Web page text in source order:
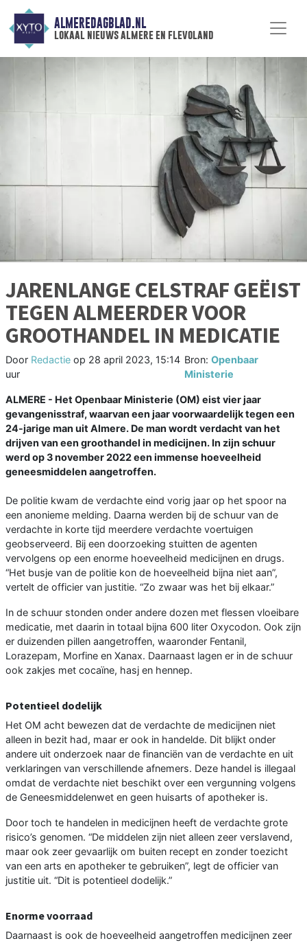
ALMEREDAGBLAD.NL
lokaal nieuws almere en flevoland
JARENLANGE CELSTRAF GEËIST
TEGEN ALMEERDER VOOR
GROOTHANDEL IN MEDICATIE
Door Redactie op 28 april 2023, 15:14
uur
Bron:Openbaar
Ministerie
ALMERE - Het Openbaar Ministerie (OM) eist vier jaar
gevangenisstraf, waarvan een jaar voorwaardelijk tegen een
24-jarige man uit Almere. De man wordt verdacht van het
drijven van een groothandel in medicijnen. In zijn schuur
werd op 3 november 2022 een immense hoeveelheid
geneesmiddelen aangetroffen.
De politie kwam de verdachte eind vorig jaar op het spoor na
een anonieme melding. Daarna werden bij de schuur van de
verdachte in korte tijd meerdere verdachte voertuigen
geobserveerd. Bij een doorzoeking stuitten de agenten
vervolgens op een enorme hoeveelheid medicijnen en drugs.
“Het busje van de politie kon de hoeveelheid bijna niet aan”,
vertelt de officier van justitie. “Zo zwaar was het bij elkaar.”
In de schuur stonden onder andere dozen met flessen vloeibare
medicatie, met daarin in totaal bijna 600 liter Oxycodon. Ook zijn
er duizenden pillen aangetroffen, waaronder Fentanil,
Lorazepam, Morfine en Xanax. Daarnaast lagen er in de schuur
ook zakjes met cocaïne, hasj en hennep.
Potentieel dodelijk
Het OM acht bewezen dat de verdachte de medicijnen niet
alleen in bezit had, maar er ook in handelde. Dit blijkt onder
andere uit onderzoek naar de financiën van de verdachte en uit
verklaringen van verschillende afnemers. Deze handel is illegaal
omdat de verdachte niet beschikt over een vergunning volgens
de Geneesmiddelenwet en geen huisarts of apotheker is.
Door toch te handelen in medicijnen heeft de verdachte grote
risico’s genomen. “De middelen zijn niet alleen zeer verslavend,
maar ook zeer gevaarlijk om buiten recept en zonder toezicht
van een arts en apotheker te gebruiken”, legt de officier van
justitie uit. “Dit is potentieel dodelijk.”
Enorme voorraad
Daarnaast is ook de hoeveelheid aangetroffen medicijnen zeer